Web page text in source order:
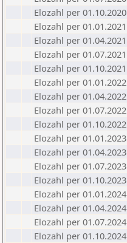
Elozahl per 01.10.2020
Elozahl per 01.01.2021
Elozahl per 01.04.2021
Elozahl per 01.07.2021
Elozahl per 01.10.2021
Elozahl per 01.01.2022
Elozahl per 01.04.2022
Elozahl per 01.07.2022
Elozahl per 01.10.2022
Elozahl per 01.01.2023
Elozahl per 01.04.2023
Elozahl per 01.07.2023
Elozahl per 01.10.2023
Elozahl per 01.01.2024
Elozahl per 01.04.2024
Elozahl per 01.07.2024
Elozahl per 01.10.2024